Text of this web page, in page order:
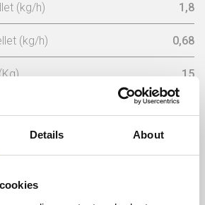
Details About
(kg/h) 1,8
(kg/h) 0,68
15
(w) 102 (máx 362)